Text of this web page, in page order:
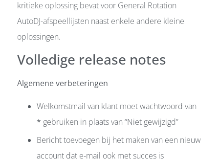
kritieke oplossing bevat voor General Rotation
AutoDJ-afspeellijsten naast enkele andere kleine
oplossingen.
Volledige release notes
Algemene verbeteringen
Welkomstmail van klant moet wachtwoord van
* gebruiken in plaats van “Niet gewijzigd”
Bericht toevoegen bij het maken van een nieuw
account dat e-mail ook met succes is